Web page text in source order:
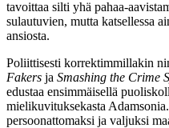
tavoittaa silti yhä pahaa-
sulautuvien, mutta katsellessa
ansiosta.
Poliittisesti korrektimmillakin
Fakers ja Smashing the Crime
edustaa ensimmäisellä
mielikuvituksekasta
persoonattomaksi ja valjuksi